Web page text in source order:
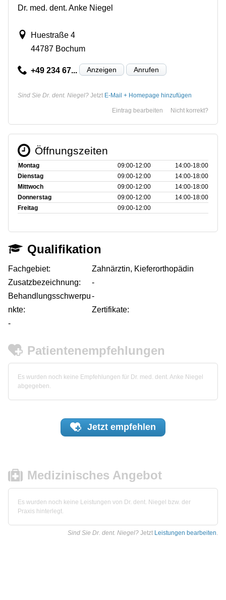
Dr. med. dent. Anke Niegel
Huestraße 4
44787 Bochum
+49 234 67... Anzeigen Anrufen
Sind Sie Dr. dent. Niegel? Jetzt E-Mail + Homepage hinzufügen
Nicht korrekt?
Eintrag bearbeiten
Öffnungszeiten
Montag 09:00‑12:00
14:00‑18:00
Dienstag
09:00‑12:00
14:00‑18:00
Mittwoch
09:00‑12:00
14:00‑18:00
Donnerstag
09:00‑12:00
14:00‑18:00
Freitag
09:00‑12:00
Qualifikation
Fachgebiet:
Zahnärztin, Kieferorthopädin
Zusatzbezeichnung:
-
Behandlungsschwerpu
nkte:
-
Zertifikate:
-
Patientenempfehlungen
Es wurden noch keine Empfehlungen für Dr. med. dent. Anke Niegel
abgegeben.
Jetzt empfehlen
Medizinisches Angebot
Es wurden noch keine Leistungen von Dr. dent. Niegel bzw. der
Praxis hinterlegt.
Sind Sie Dr. dent. Niegel? Jetzt Leistungen bearbeiten.